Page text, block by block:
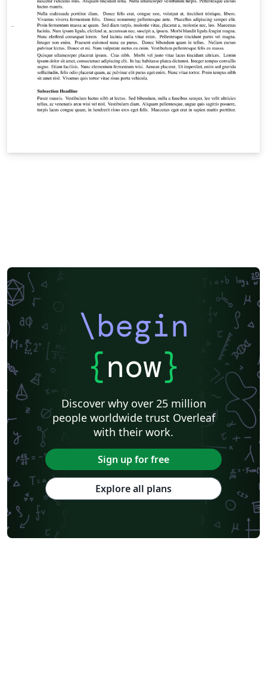
\begin
{now}
Discover why over 25 million
people worldwide trust Overleaf
with their work.
Sign up for free
Explore all plans